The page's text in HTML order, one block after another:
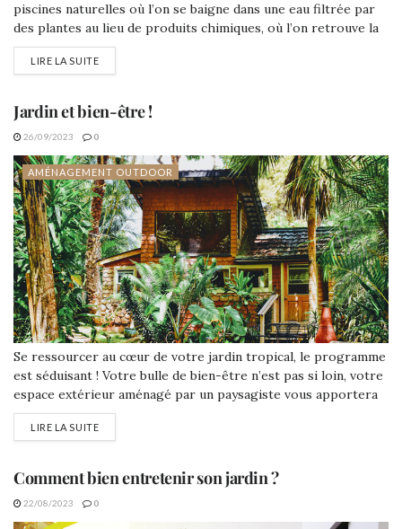
piscines naturelles où l’on se baigne dans une eau filtrée par
des plantes au lieu de produits chimiques, où l’on retrouve la
sensation (souvent fraîche !) d’un plongeon dans un lac de
montagne après une longue randonnée… Se baigner dans son
LIRE LA SUITE
Jardin et bien-être !
26/09/2023 0
AMÉNAGEMENT OUTDOOR
Se ressourcer au cœur de votre jardin tropical, le programme
est séduisant ! Votre bulle de bien-être n’est pas si loin, votre
espace extérieur aménagé par un paysagiste vous apportera
une belle dose de sérénité du lever au coucher.
LIRE LA SUITE
Comment bien entretenir son jardin ?
22/08/2023 0